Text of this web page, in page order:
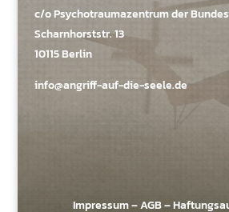
c/o Psychotraumazentrum der
Scharnhorststr. 13
10115 Berlin
info@angriff-auf-die-seele.de
Impressum–AGB–